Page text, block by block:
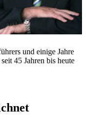
und einige Jahre
45 Jahren bis heute